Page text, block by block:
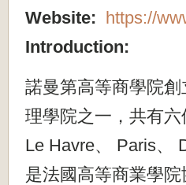
Website: https://
Introduction:
諾曼第高等商學院
理學院之一，共有
Le Havre、 Paris、
是法國高等商業學